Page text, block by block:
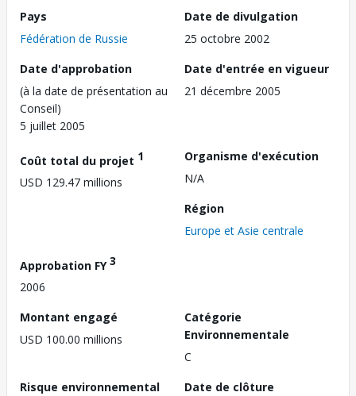
Pays
Fédération de Russie
Date de divulgation
25 octobre 2002
Date d'approbation
(à la date de présentation au
Conseil)
5 juillet 2005
Date d'entrée en vigueur
21 décembre 2005
Coût total du projet 1
USD 129.47 millions
Organisme d'exécution
N/A
Région
Europe et Asie centrale
Approbation FY3
2006
Montant engagé
USD 100.00 millions
Catégorie
Environnementale
C
Risque environnemental
Date de clôture